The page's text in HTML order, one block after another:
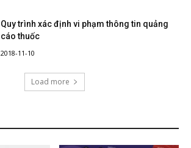
Quy trình xác định vi phạm thông tin quảng
cáo thuốc
2018-11-10
Load more